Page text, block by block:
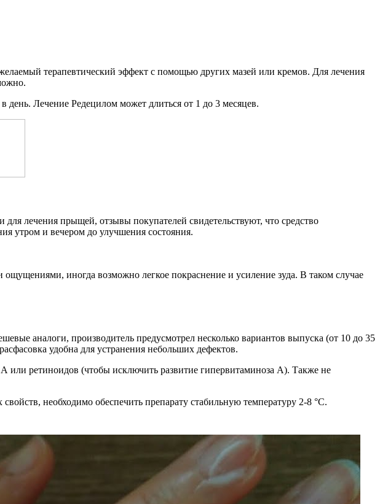
терапевтический эффект с помощью других мазей или кремов. Для лечения
день. Лечение Редецилом может длиться от 1 до 3 месяцев.
лечения прыщей, отзывы покупателей свидетельствуют, что средство
утром и вечером до улучшения состояния.
иногда возможно легкое покраснение и усиление зуда. В таком случае
аналоги, производитель предусмотрел несколько вариантов выпуска (от 10 до 35
удобна для устранения небольших дефектов.
или ретиноидов (чтобы исключить развитие гипервитаминоза А). Также не
необходимо обеспечить препарату стабильную температуру 2-8 °С.